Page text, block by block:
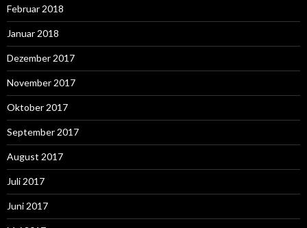
Februar 2018
Januar 2018
Dezember 2017
November 2017
Oktober 2017
September 2017
August 2017
Juli 2017
Juni 2017